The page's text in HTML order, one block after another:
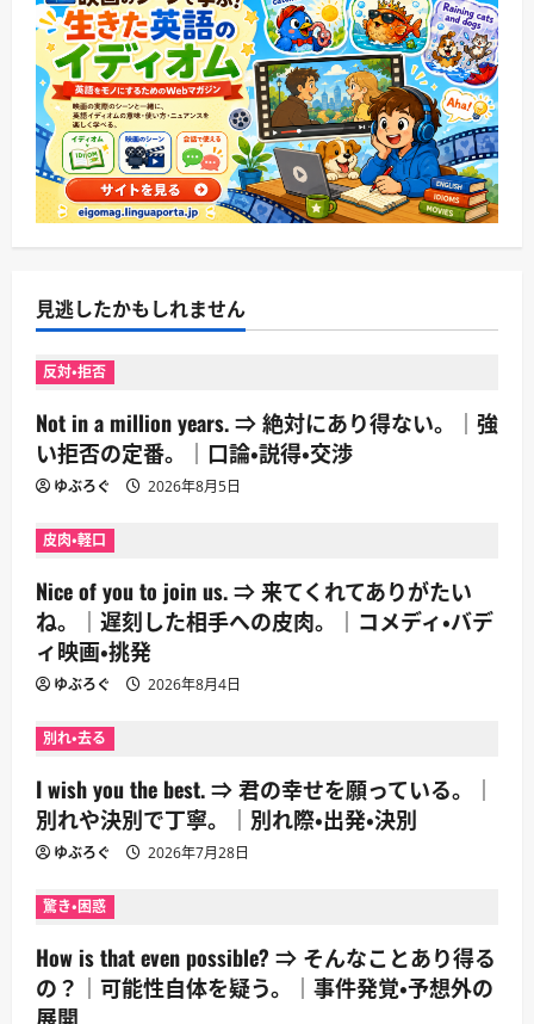
見逃したかもしれません
反対・拒否
Not in a million years. ⇒ 絶対にあり得ない。｜強
い拒否の定番。｜口論・説得・交渉
ゆぶろぐ 2026年8月5日
皮肉・軽口
Nice of you to join us. ⇒ 来てくれてありがたい
ね。｜遅刻した相手への皮肉。｜コメディ・バデ
ィ映画・挑発
ゆぶろぐ 2026年8月4日
別れ・去る
I wish you the best. ⇒ 君の幸せを願っている。｜
別れや決別で丁寧。｜別れ際・出発・決別
ゆぶろぐ 2026年7月28日
驚き・困惑
How is that even possible? ⇒ そんなことあり得る
の？｜可能性自体を疑う。｜事件発覚・予想外の
展開